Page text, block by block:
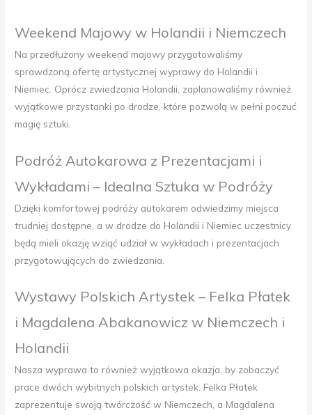
Weekend Majowy w Holandii i Niemczech
Na przedłużony weekend majowy przygotowaliśmy
sprawdzoną ofertę artystycznej wyprawy do Holandii i
Niemiec. Oprócz zwiedzania Holandii, zaplanowaliśmy również
wyjątkowe przystanki po drodze, które pozwolą w pełni poczuć
magię sztuki.
Podróż Autokarowa z Prezentacjami i
Wykładami – Idealna Sztuka w Podróży
Dzięki komfortowej podróży autokarem odwiedzimy miejsca
trudniej dostępne, a w drodze do Holandii i Niemiec uczestnicy
będą mieli okazję wziąć udział w wykładach i prezentacjach
przygotowujących do zwiedzania.
Wystawy Polskich Artystek – Felka Płatek
i Magdalena Abakanowicz w Niemczech i
Holandii
Nasza wyprawa to również wyjątkowa okazja, by zobaczyć
prace dwóch wybitnych polskich artystek. Felka Płatek
zaprezentuje swoją twórczość w Niemczech, a Magdalena